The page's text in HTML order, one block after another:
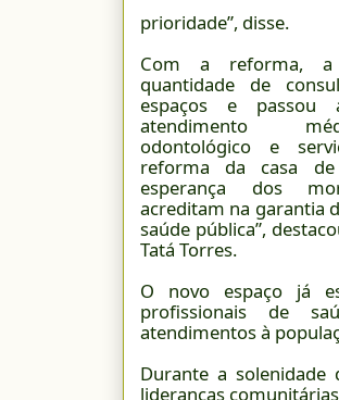
prioridade”, disse.
Com a reforma, a
quantidade de
espaços e
atendimento
odontológico e
reforma da casa
esperança dos
acreditam na garantia
saúde pública”,
Tatá Torres.
O novo espaço já
profissionais de
atendimentos à
Durante a solenidade
lideranças